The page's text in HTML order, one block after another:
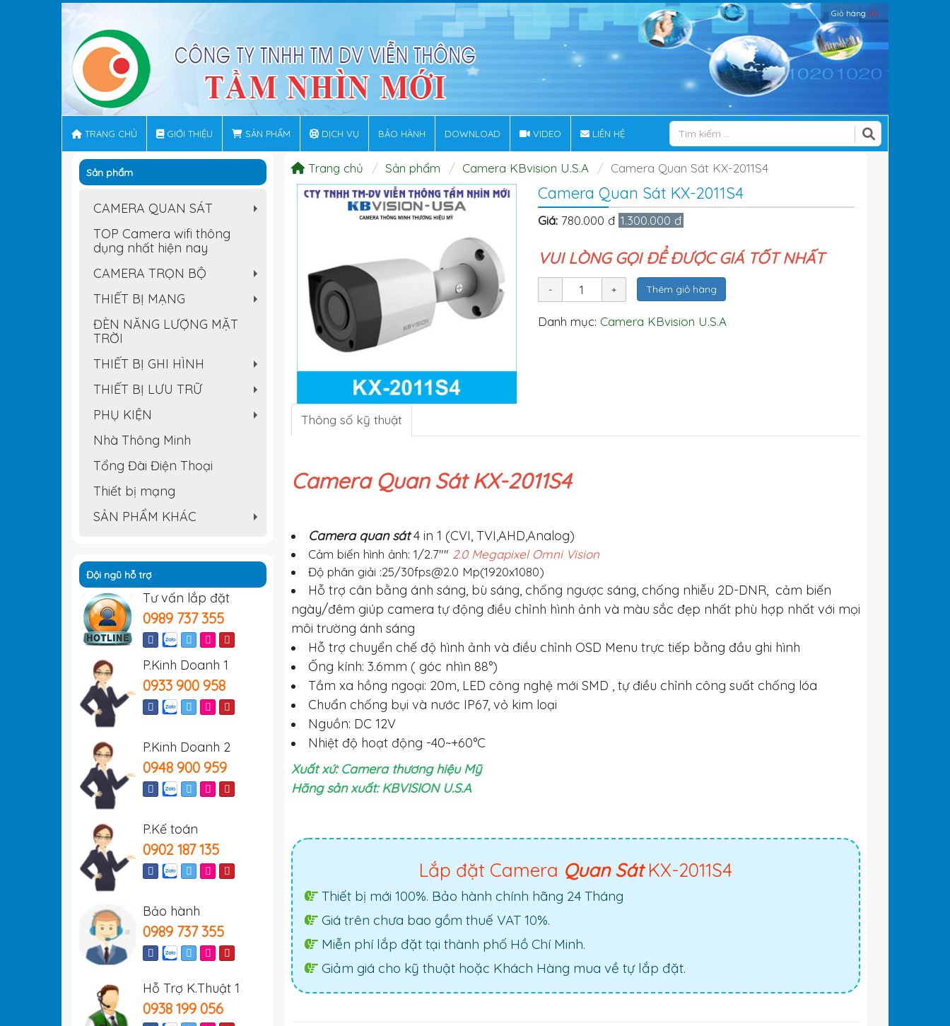
Giỏ hàng (0)
TRANG CHỦ GIỚI THIỆU SẢN PHẨM DỊCH VỤ BẢO HÀNH DOWNLOAD VIDEO LIÊN HỆ
Trang chủ Sản phẩm Camera KBvision U.S.A Camera Quan Sát KX-2011S4
Camera Quan Sát KX-2011S4
Giá: 780.000 đ 1.300.000 đ
VUI LÒNG GỌI ĐỂ ĐƯỢC GIÁ TỐT NHẤT
Thêm giỏ hàng
Danh mục: Camera KBvision U.S.A
Thông số kỹ thuật
Camera Quan Sát KX-2011S4
Camera quan sát4 in 1 (CVI, TVI,AHD,Analog)
Cảm biến hình ảnh: 1/2.7"" 2.0 Megapixel Omni Vision
Độ phân giải :25/30fps@2.0 Mp(1920x1080)
Hỗ trợ cân bằng ánh sáng, bù sáng, chống ngược sáng, chống nhiễu 2D-DNR, cảm biến
ngày/đêm giúp camera tự động điều chỉnh hình ảnh và màu sắc đẹp nhất phù hợp nhất với mọi
môi trường ánh sáng
Hỗ trợ chuyển chế độ hình ảnh và điều chỉnh OSD Menu trực tiếp bằng đầu ghi hình
Ống kính: 3.6mm ( góc nhìn 88°)
Tầm xa hồng ngoại: 20m, LED công nghệ mới SMD , tự điều chỉnh công suất chống lóa
Chuẩn chống bụi và nước IP67, vỏ kim loại
Nguồn: DC 12V
Nhiệt độ hoạt động -40~+60°C
Xuất xứ: Camera thương hiệu Mỹ
Hãng sản xuất: KBVISION U.S.A
Lắp đặt Camera Quan SátKX-2011S4
Thiết bị mới 100%. Bảo hành chính hãng 24 Tháng
Giá trên chưa bao gồm thuế VAT 10%.
Miễn phí lắp đặt tại thành phố Hồ Chí Minh.
Giảm giá cho kỹ thuật hoặc Khách Hàng mua về tự lắp đặt.
Sản phẩm
CAMERA QUAN SÁT
TOP Camera wifi thông
dụng nhất hiện nay
CAMERA TRỌN BỘ
THIẾT BỊ MẠNG
ĐÈN NĂNG LƯỢNG MẶT
TRỜI
THIẾT BỊ GHI HÌNH
THIẾT BỊ LƯU TRỮ
PHỤ KIỆN
Nhà Thông Minh
Tổng Đài Điện Thoại
Thiết bị mạng
SẢN PHẨM KHÁC
Đội ngũ hỗ trợ
Tư vấn lắp đặt
0989 737 355
P.Kinh Doanh 1
0933 900 958
P.Kinh Doanh 2
0948 900 959
P.Kế toán
0902 187 135
Bảo hành
0989 737 355
Hỗ Trợ K.Thuật 1
0938 199 056